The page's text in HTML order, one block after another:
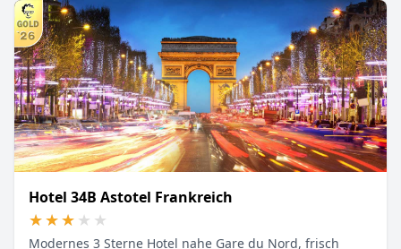
Hotel 34B Astotel Frankreich
★★★★★
★★★★★
Modernes 3 Sterne Hotel nahe Gare du Nord, frisch